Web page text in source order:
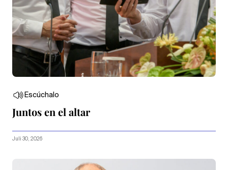
Escúchalo
Juntos en el altar
Juli 30, 2026